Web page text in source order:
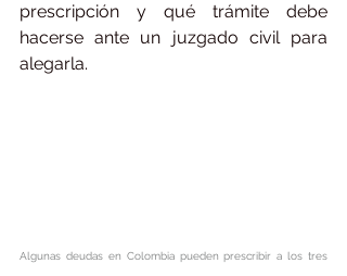
prescripción y qué trámite debe
hacerse ante un juzgado civil para
alegarla.
Algunas deudas en Colombia pueden prescribir a los tres